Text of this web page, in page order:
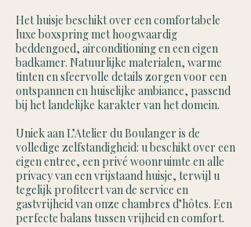
Het huisje beschikt over een comfortabele
luxe boxspring met hoogwaardig
beddengoed, airconditioning en een eigen
badkamer. Natuurlijke materialen, warme
tinten en sfeervolle details zorgen voor een
ontspannen en huiselijke ambiance, passend
bij het landelijke karakter van het domein.
Uniek aan L’Atelier du Boulanger is de
volledige zelfstandigheid: u beschikt over een
eigen entree, een privé woonruimte en alle
privacy van een vrijstaand huisje, terwijl u
tegelijk profiteert van de service en
gastvrijheid van onze chambres d’hôtes. Een
perfecte balans tussen vrijheid en comfort.